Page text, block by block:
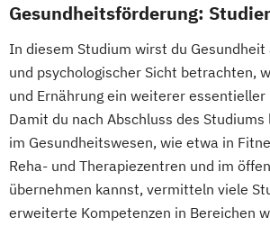
Soziale Arbeit Duales Studium
Sozialmanagement
Gesundheitsförderung:
In diesem Studium wirst du Gesundheit
und psychologischer Sicht betrachten,
und Ernährung ein weiterer
Damit du nach Abschluss des
im Gesundheitswesen, wie etwa in
Reha- und Therapiezentren und im
übernehmen kannst, vermitteln viele
erweiterte Kompetenzen in Bereichen